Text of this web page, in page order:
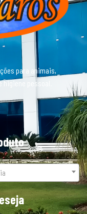
para animais,
pessoal.